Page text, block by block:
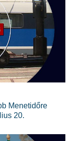
Menetidőre
20.